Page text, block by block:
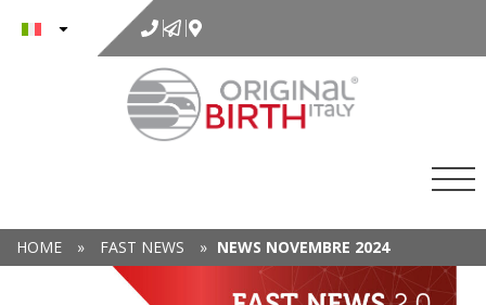
contenuto
HOME » FAST NEWS » NEWS NOVEMBRE 2024